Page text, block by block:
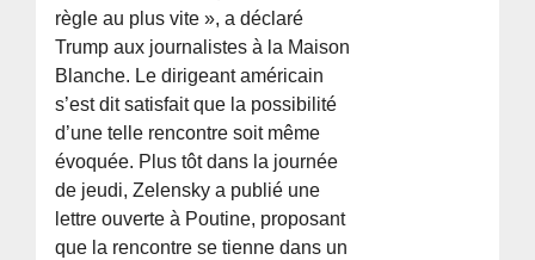
règle au plus vite », a déclaré
Trump aux journalistes à la Maison
Blanche. Le dirigeant américain
s’est dit satisfait que la possibilité
d’une telle rencontre soit même
évoquée. Plus tôt dans la journée
de jeudi, Zelensky a publié une
lettre ouverte à Poutine, proposant
que la rencontre se tienne dans un